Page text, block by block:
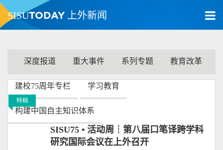
SISUTODAY 上外新闻
深度报道 重大事件 系列专题 教育改革
建校75周年专栏 学习教育
构建中国自主知识体系
特稿
SISU75 ▪ 活动周┆第八届口笔译跨学科
研究国际会议在上外召开